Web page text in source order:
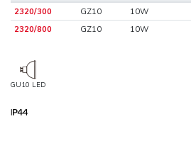
2320/300
GZ10 10W
2320/800
GZ10 10W
GU10 LED